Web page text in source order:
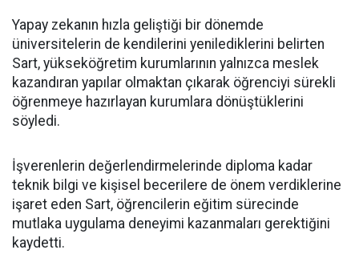
Yapay zekanın hızla geliştiği bir dönemde
üniversitelerin de kendilerini yenilediklerini belirten
Sart, yükseköğretim kurumlarının yalnızca meslek
kazandıran yapılar olmaktan çıkarak öğrenciyi sürekli
öğrenmeye hazırlayan kurumlara dönüştüklerini
söyledi.
İşverenlerin değerlendirmelerinde diploma kadar
teknik bilgi ve kişisel becerilere de önem verdiklerine
işaret eden Sart, öğrencilerin eğitim sürecinde
mutlaka uygulama deneyimi kazanmaları gerektiğini
kaydetti.